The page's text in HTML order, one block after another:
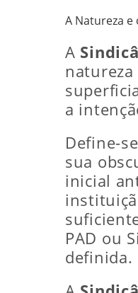
A Natureza
A
a
Define-
sua
inicial
PAD ou
definida.